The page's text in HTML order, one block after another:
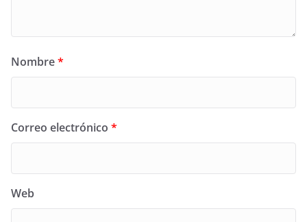
Nombre*
Correo electrónico *
Web